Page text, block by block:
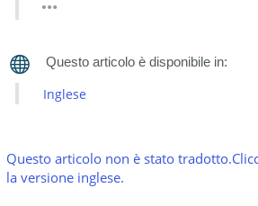
Inglese
Questo articolo non è stato
la versione inglese.